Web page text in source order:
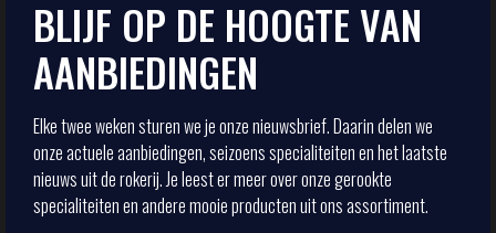
BLIJF OP DE HOOGTE VAN
AANBIEDINGEN
Elke twee weken sturen we je onze nieuwsbrief. Daarin delen we
onze actuele aanbiedingen, seizoens specialiteiten en het laatste
nieuws uit de rokerij. Je leest er meer over onze gerookte
specialiteiten en andere mooie producten uit ons assortiment.